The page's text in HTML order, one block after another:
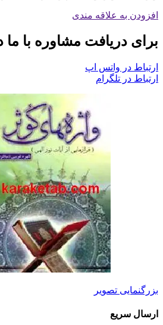
افزودن به علاقه مندی
برای دریافت مشاوره با ما
ارتباط در واتس اپ
ارتباط در تلگرام
بزرگنمایی تصویر
ارسال سریع